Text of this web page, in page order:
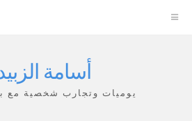
أسامة
يوميات وتجارب شخصية مع